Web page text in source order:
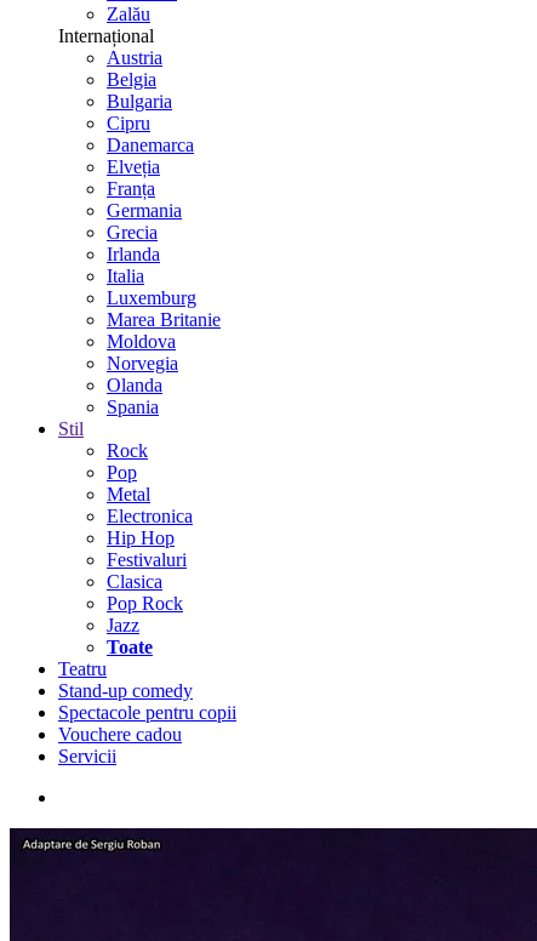
Zalău
Internațional
Austria
Belgia
Bulgaria
Cipru
Danemarca
Elveția
Franța
Germania
Grecia
Irlanda
Italia
Luxemburg
Marea Britanie
Moldova
Norvegia
Olanda
Spania
Stil
Rock
Pop
Metal
Electronica
Hip Hop
Festivaluri
Clasica
Pop Rock
Jazz
Toate
Teatru
Stand-up comedy
Spectacole pentru copii
Vouchere cadou
Servicii